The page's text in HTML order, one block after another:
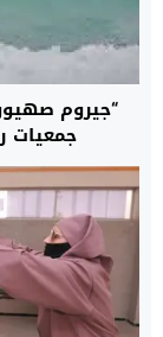
جمعيات